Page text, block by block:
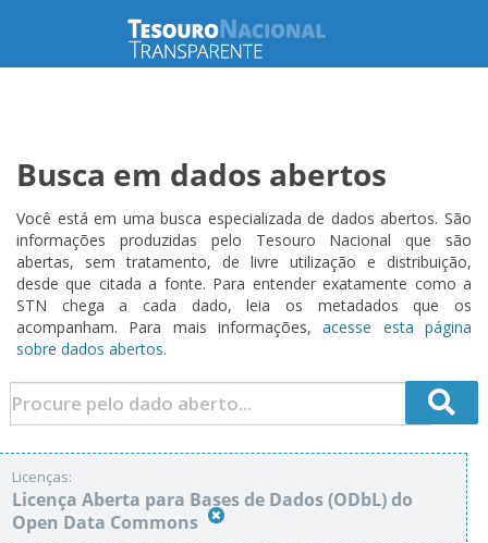
Busca em dados abertos
Você está em uma busca especializada de dados abertos. São
informações produzidas pelo Tesouro Nacional que são
abertas, sem tratamento, de livre utilização e distribuição,
desde que citada a fonte. Para entender exatamente como a
STN chega a cada dado, leia os metadados que os
acompanham. Para mais informações,acesse esta página
sobre dados abertos.
Licenças:
Licença Aberta para Bases de Dados (ODbL) do
Open Data Commons